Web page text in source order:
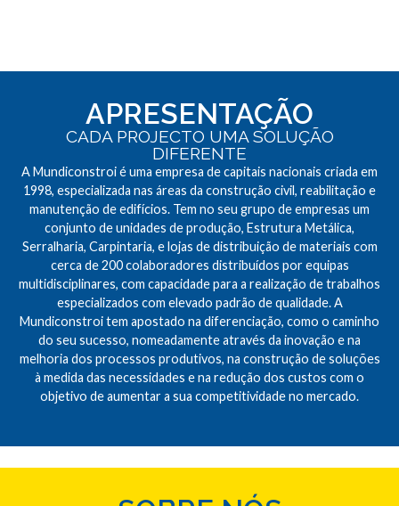
APRESENTAÇÃO
CADA PROJECTO UMA SOLUÇÃO
DIFERENTE
A Mundiconstroi é uma empresa de capitais nacionais criada em
1998, especializada nas áreas da construção civil, reabilitação e
manutenção de edifícios. Tem no seu grupo de empresas um
conjunto de unidades de produção, Estrutura Metálica,
Serralharia, Carpintaria, e lojas de distribuição de materiais com
cerca de 200 colaboradores distribuídos por equipas
multidisciplinares, com capacidade para a realização de trabalhos
especializados com elevado padrão de qualidade. A
Mundiconstroi tem apostado na diferenciação, como o caminho
do seu sucesso, nomeadamente através da inovação e na
melhoria dos processos produtivos, na construção de soluções
à medida das necessidades e na redução dos custos com o
objetivo de aumentar a sua competitividade no mercado.